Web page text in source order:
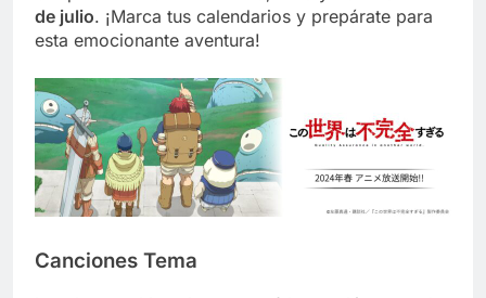
de julio. ¡Marca tus calendarios y prepárate para
esta emocionante aventura!
Canciones Tema